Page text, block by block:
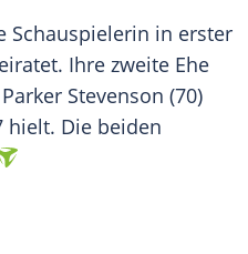
Schauspielerin in erster
Ihre zweite Ehe
Stevenson (70)
hielt. Die beiden